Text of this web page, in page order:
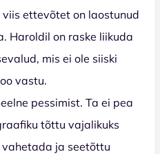
ettevõtet on laostunud
Haroldil on raske liikuda
mis ei ole siiski
vastu.
pessimist. Ta ei pea
tõttu vajalikuks
ja seetõttu